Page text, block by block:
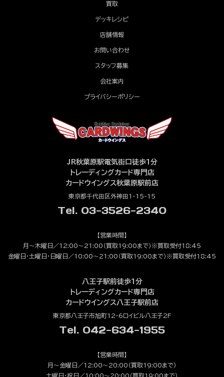
買取
デッキレシピ
店舗情報
お問い合わせ
スタッフ募集
会社案内
プライバシーポリシー
JR秋葉原駅電気街口徒歩1分
トレーディングカード専門店
カードウイングス秋葉原駅前店
東京都千代田区外神田1-15-15
Tel. 03-3526-2340
【営業時間】
月～木曜日／12:00～21:00（買取19:00まで）※買取受付18:45
金曜日・土曜日・日曜日／10:00～21:00（買取19:00まで）※買取受付18:45
八王子駅前徒歩1分
トレーディングカード専門店
カードウイングス八王子駅前店
東京都八王子市旭町12-6ロイビル八王子2F
Tel. 042-634-1955
【営業時間】
月～金曜日／12:00～20:00（買取19:00まで）
土曜日・祝日／10:00～20:00（買取19:00まで）